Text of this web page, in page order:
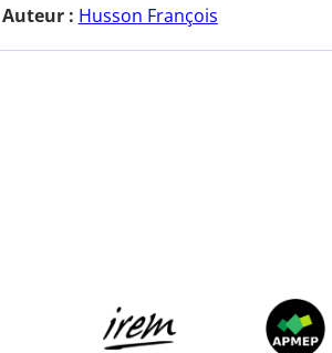
Auteur : Husson François